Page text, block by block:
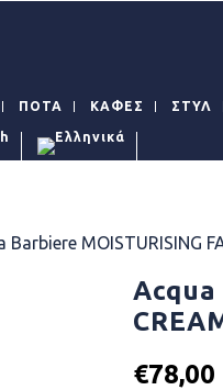
ΠΟΤΑ ΚΑΦΕΣ ΣΤΥΛ
MOISTURISING
Acqua
€78,00